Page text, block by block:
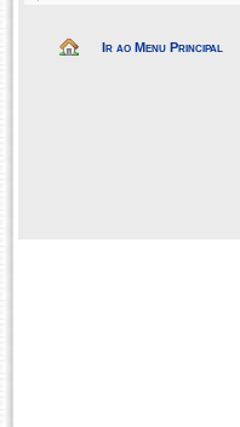
Ir ao Menu Principal